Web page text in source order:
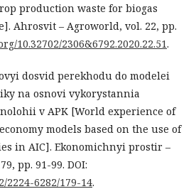
production waste for biogas
Ahrosvit – Agroworld, vol. 22, pp.
10.32702/2306&6792.2020.22.51.
dosvid perekhodu do modelei
na osnovi vykorystannia
v APK [World experience of
models based on the use of
in AIC]. Ekonomichnyi prostir –
pp. 91-99. DOI:
2224-6282/179-14.